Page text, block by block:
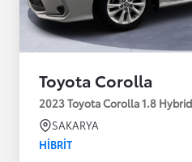
Toyota Corolla
2023 Toyota Corolla 1.8 Hybrid
SAKARYA
HIBRIT